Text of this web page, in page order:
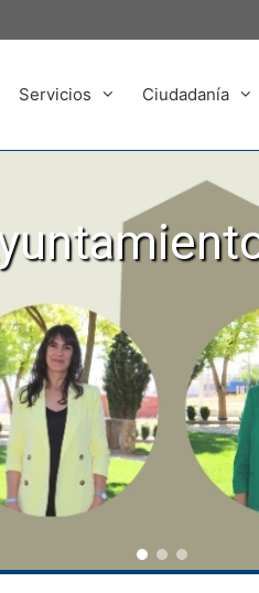
Servicios Ciudadanía